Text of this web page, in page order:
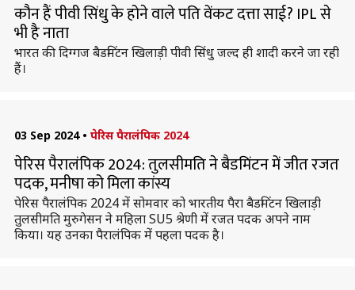
कौन हैं पीवी सिंधु के होने वाले पति वेंकट दत्ता साई? IPL से
भी है नाता
भारत की दिग्गज बैडमिंटन खिलाड़ी पीवी सिंधु जल्द ही शादी करने जा रही
हैं।
03 Sep 2024 • पेरिस पैरालंपिक 2024
पेरिस पैरालंपिक 2024: तुलसीमति ने बैडमिंटन में जीत रजत
पदक, मनीषा को मिला कांस्य
पेरिस पैरालंपिक 2024 में सोमवार को भारतीय पैरा बैडमिंटन खिलाड़ी
तुलसीमति मुरुगेसन ने महिला SU5 श्रेणी में रजत पदक अपने नाम
किया। यह उनका पैरालंपिक में पहला पदक है।